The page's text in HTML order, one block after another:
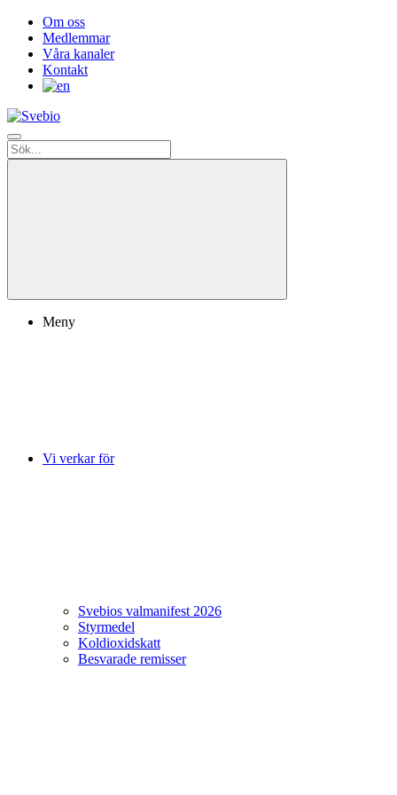
Om oss
Medlemmar
Våra kanaler
Kontakt
Meny
Vi verkar för
Svebios valmanifest 2026
Styrmedel
Koldioxidskatt
Besvarade remisser